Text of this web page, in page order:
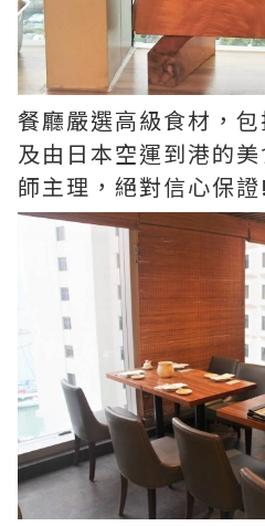
餐廳嚴選高級食材，
及由日本空運到港的
師主理，絕對信心保證!